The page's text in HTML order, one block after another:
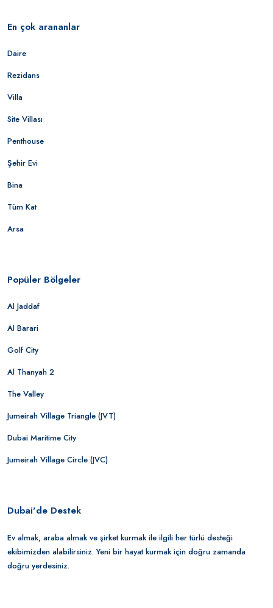
En çok arananlar
Daire
Rezidans
Villa
Site Villası
Penthouse
Şehir Evi
Bina
Tüm Kat
Arsa
Popüler Bölgeler
Al Jaddaf
Al Barari
Golf City
Al Thanyah 2
The Valley
Jumeirah Village Triangle (JVT)
Dubai Maritime City
Jumeirah Village Circle (JVC)
Dubai'de Destek
Ev almak, araba almak ve şirket kurmak ile ilgili her türlü desteği
ekibimizden alabilirsiniz. Yeni bir hayat kurmak için doğru zamanda
doğru yerdesiniz.